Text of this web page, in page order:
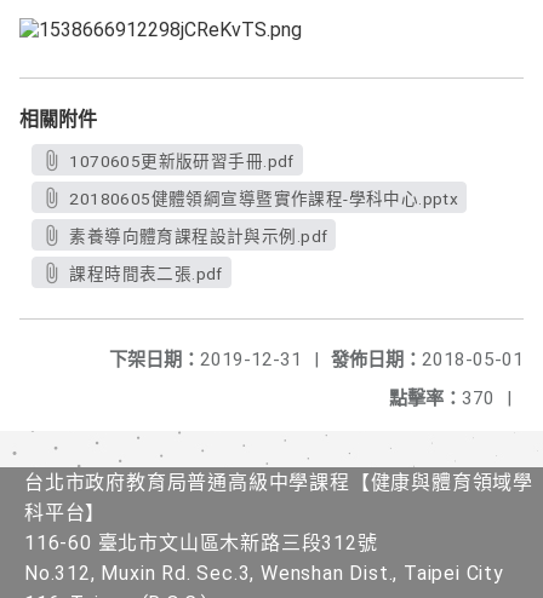
相關附件
1070605更新版研習手冊.pdf
20180605健體領綱宣導暨實作課程-學科中心.pptx
素養導向體育課程設計與示例.pdf
課程時間表二張.pdf
發佈日期： 2018-05-01
下架日期： 2019-12-31
|
點擊率： 370 |
台北市政府教育局普通高級中學課程​【健康與體育領域學
科平台】
116-60 臺北市文山區木新路三段312號
No.312, Muxin Rd. Sec.3, Wenshan Dist., Taipei City